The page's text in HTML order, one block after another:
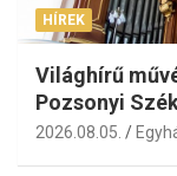
HÍREK
Világhírű
Pozsonyi
2026.08.05.